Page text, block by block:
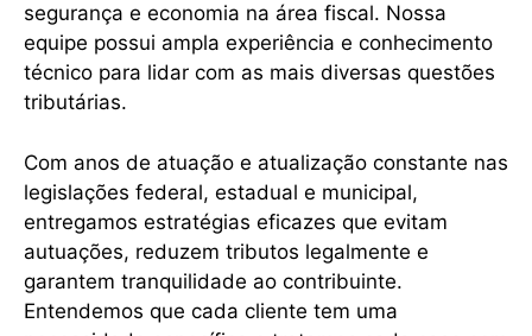
segurança e economia na área fiscal. Nossa
equipe possui ampla experiência e conhecimento
técnico para lidar com as mais diversas questões
tributárias.
Com anos de atuação e atualização constante nas
legislações federal, estadual e municipal,
entregamos estratégias eficazes que evitam
autuações, reduzem tributos legalmente e
garantem tranquilidade ao contribuinte.
Entendemos que cada cliente tem uma